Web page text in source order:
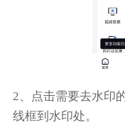
2、点击需要去水印
线框到水印处。